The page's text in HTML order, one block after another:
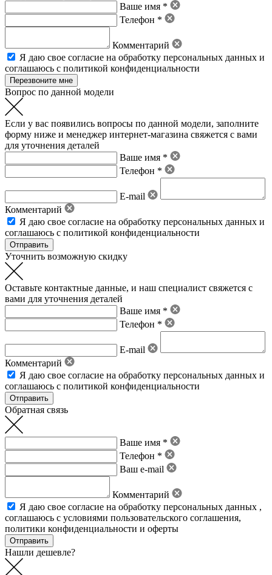
Ваше имя *
Телефон *
Комментарий
Я даю свое согласие на обработку персональных данных и
соглашаюсь с политикой конфиденциальности
Вопрос по данной модели
Если у вас появились вопросы по данной модели, заполните
форму ниже и менеджер интернет-магазина свяжется с вами
для уточнения деталей
Ваше имя *
Телефон *
E-mail
Комментарий
Я даю свое согласие на обработку персональных данных и
соглашаюсь с политикой конфиденциальности
Уточнить возможную скидку
Оставьте контактные данные, и наш специалист свяжется с
вами для уточнения деталей
Ваше имя *
Телефон *
E-mail
Комментарий
Я даю свое согласие на обработку персональных данных и
соглашаюсь с политикой конфиденциальности
Обратная связь
Ваше имя *
Телефон *
Ваш e-mail
Комментарий
Я даю свое согласие на обработку персональных данных ,
соглашаюсь с условиями пользовательского соглашения,
политики конфиденциальности и оферты
Нашли дешевле?